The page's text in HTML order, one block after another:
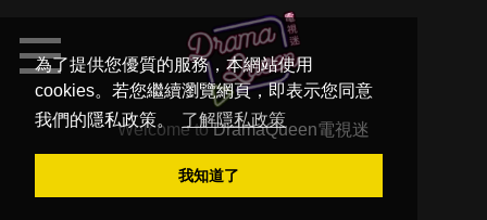
為了提供您優質的服務，本網站使用
cookies。若您繼續瀏覽網頁，即表示您同意
我們的隱私政策。
了解隱私政策
我知道了
Welcome toDramaQueen電視迷